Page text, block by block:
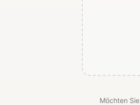
Möchten